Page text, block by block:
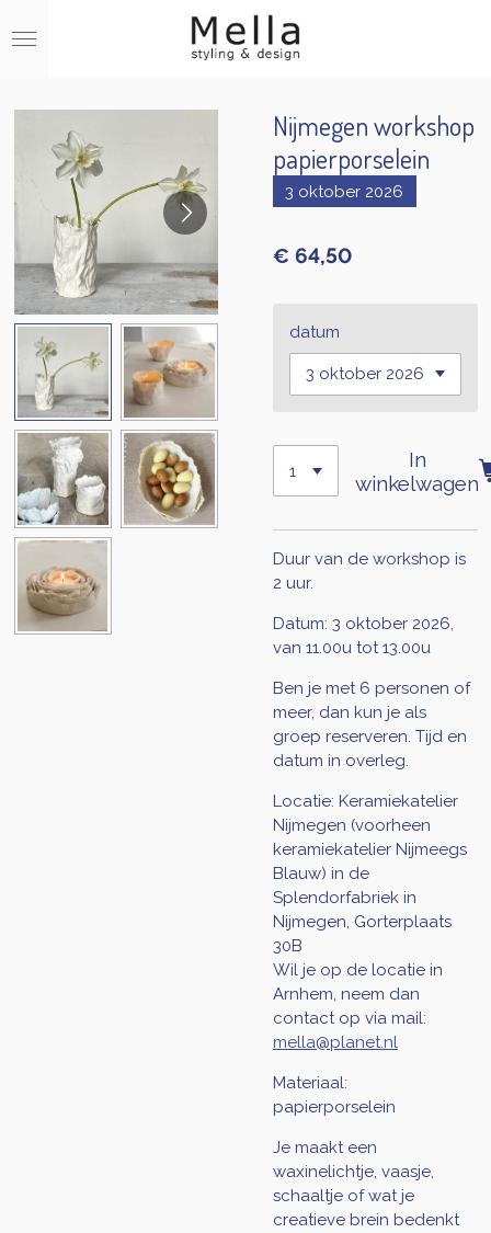
direct
Nijmegen workshop
papierporselein
3 oktober 2026
€ 64,50
datum
In
winkelwagen
Duur van de workshop is
2 uur.
Datum: 3 oktober 2026,
van 11.00u tot 13.00u
Ben je met 6 personen of
meer, dan kun je als
groep reserveren. Tijd en
datum in overleg.
Locatie: Keramiekatelier
Nijmegen (voorheen
keramiekatelier Nijmeegs
Blauw) in de
Splendorfabriek in
Nijmegen, Gorterplaats
30B
Wil je op de locatie in
Arnhem, neem dan
contact op via mail:
mella@planet.nl
Materiaal:
papierporselein
Je maakt een
waxinelichtje, vaasje,
schaaltje of wat je
creatieve brein bedenkt